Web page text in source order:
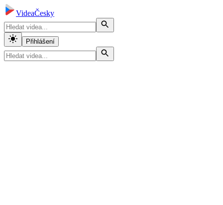
VideaČesky
Přihlášení